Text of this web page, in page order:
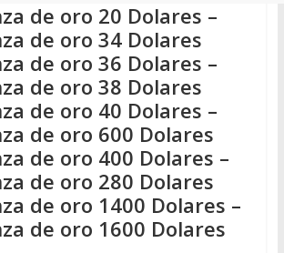
de oro 20 Dolares –
de oro 34 Dolares
de oro 36 Dolares –
de oro 38 Dolares
de oro 40 Dolares –
de oro 600 Dolares
de oro 400 Dolares –
de oro 280 Dolares
de oro 1400 Dolares –
de oro 1600 Dolares